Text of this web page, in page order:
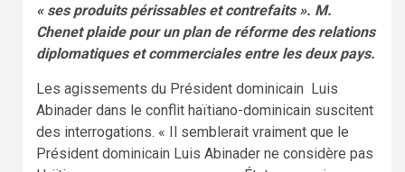
« ses produits périssables et contrefaits ». M.
Chenet plaide pour un plan de réforme des relations
diplomatiques et commerciales entre les deux pays.
Les agissements du Président dominicain Luis
Abinader dans le conflit haïtiano-dominicain suscitent
des interrogations. « Il semblerait vraiment que le
Président dominicain Luis Abinader ne considère pas